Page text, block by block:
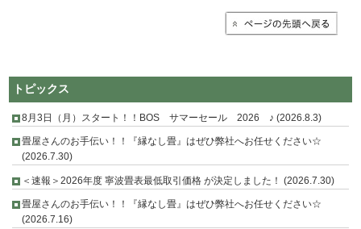
トピックス
8月3日（月）スタート！！BOS サマーセール 2026 ♪ (2026.8.3)
畳屋さんのお手伝い！！『縁なし畳』はぜひ弊社へお任せください☆
(2026.7.30)
＜速報＞2026年度 寧波畳表最低取引価格 が決定しました！ (2026.7.30)
畳屋さんのお手伝い！！『縁なし畳』はぜひ弊社へお任せください☆
(2026.7.16)